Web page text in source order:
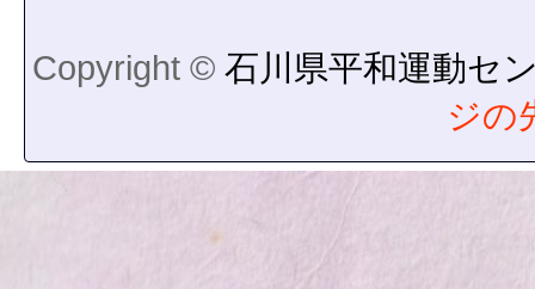
Copyright © 石川県平和運動セ
ジの